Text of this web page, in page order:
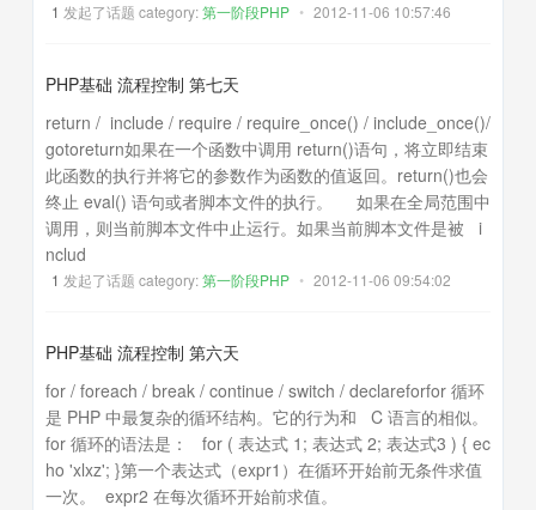
1 发起了话题 category:第一阶段PHP • 2012-11-06 10:57:46
PHP基础 流程控制 第七天
return / include / require / require_once() / include_once()/
gotoreturn如果在一个函数中调用 return()语句，将立即结束
此函数的执行并将它的参数作为函数的值返回。return()也会
终止 eval() 语句或者脚本文件的执行。 如果在全局范围中
调用，则当前脚本文件中止运行。如果当前脚本文件是被 i
nclud
1 发起了话题 category:第一阶段PHP • 2012-11-06 09:54:02
PHP基础 流程控制 第六天
for / foreach / break / continue / switch / declareforfor 循环
是 PHP 中最复杂的循环结构。它的行为和 C 语言的相似。
for 循环的语法是： for ( 表达式 1; 表达式 2; 表达式3 ) { ec
ho 'xlxz'; }第一个表达式（expr1）在循环开始前无条件求值
一次。 expr2 在每次循环开始前求值。